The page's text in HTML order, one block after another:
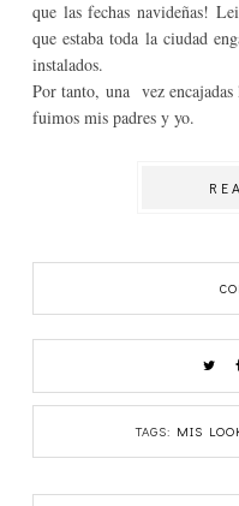
que las fechas navideñas!
que estaba toda laciudad
instalados.
Por tanto, una vez
fuimos mis padres y yo.
TAGS: MIS